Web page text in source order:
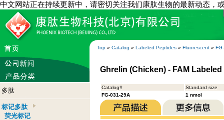
中文网站正在持续更新中，请密切关注我们康肽生物的最新动态，
Top » Catalog » Labeled Peptides » Fluorescent »
多肽
标记多肽
荧光标记
Ghrelin (Chicken) - FAM Labeled
Catalog#
Standard size
FG-031-29A
1 nmol